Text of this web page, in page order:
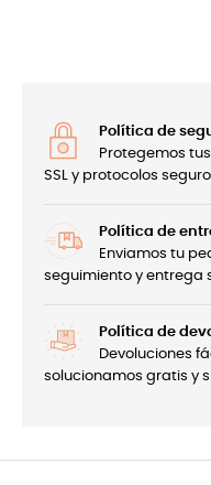
Política de
Protegemos
SSL y protocolos
Política de
Enviamos tu
seguimiento y entrega
Política de
Devoluciones
solucionamos gratis y